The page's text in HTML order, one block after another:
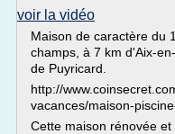
voir la vidéo
Maison de caractère du
champs, à 7 km d'Aix-
de Puyricard.
http://
vacances/maison-
Cette maison rénovée